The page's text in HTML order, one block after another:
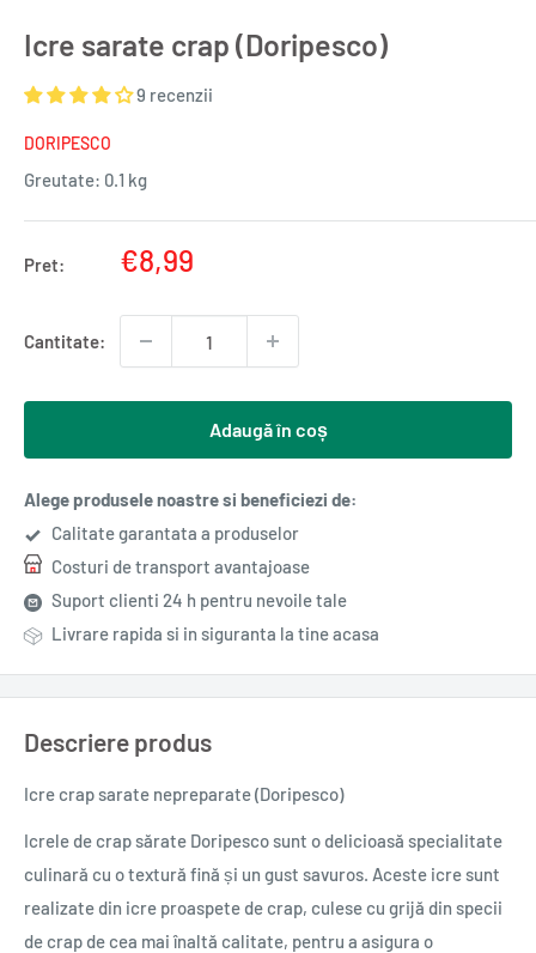
Icre sarate crap (Doripesco)
9 recenzii
DORIPESCO
Greutate: 0.1 kg
Pret:
Pret
€8,99
Cantitate:
Adaugă în coș
Alege produsele noastre si beneficiezi de:
Calitate garantata a produselor
Costuri de transport avantajoase
Suport clienti 24 h pentru nevoile tale
Livrare rapida si in siguranta la tine acasa
Descriere produs
Icre crap sarate nepreparate (Doripesco)
Icrele de crap sărate Doripesco sunt o delicioasă specialitate
culinară cu o textură fină și un gust savuros. Aceste icre sunt
realizate din icre proaspete de crap, culese cu grijă din specii
de crap de cea mai înaltă calitate, pentru a asigura o